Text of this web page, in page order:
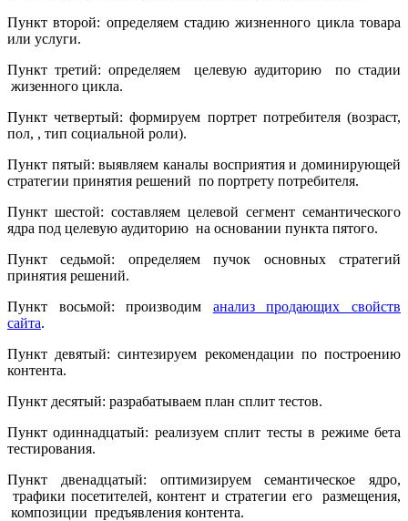
Пункт второй: определяем стадию жизненного цикла товара
или услуги.
Пункт третий: определяем целевую аудиторию по стадии
жизенного цикла.
Пункт четвертый: формируем портрет потребителя (возраст,
пол, , тип социальной роли).
Пункт пятый: выявляем каналы восприятия и доминирующей
стратегии принятия решений по портрету потребителя.
Пункт шестой: составляем целевой сегмент семантического
ядра под целевую аудиторию на основании пункта пятого.
Пункт седьмой: определяем пучок основных стратегий
принятия решений.
Пункт восьмой: производим анализ продающих свойств
сайта.
Пункт девятый: синтезируем рекомендации по построению
контента.
Пункт десятый: разрабатываем план сплит тестов.
Пункт одиннадцатый: реализуем сплит тесты в режиме бета
тестирования.
Пункт двенадцатый: оптимизируем семантическое ядро,
трафики посетителей, контент и стратегии его размещения,
композиции предъявления контента.